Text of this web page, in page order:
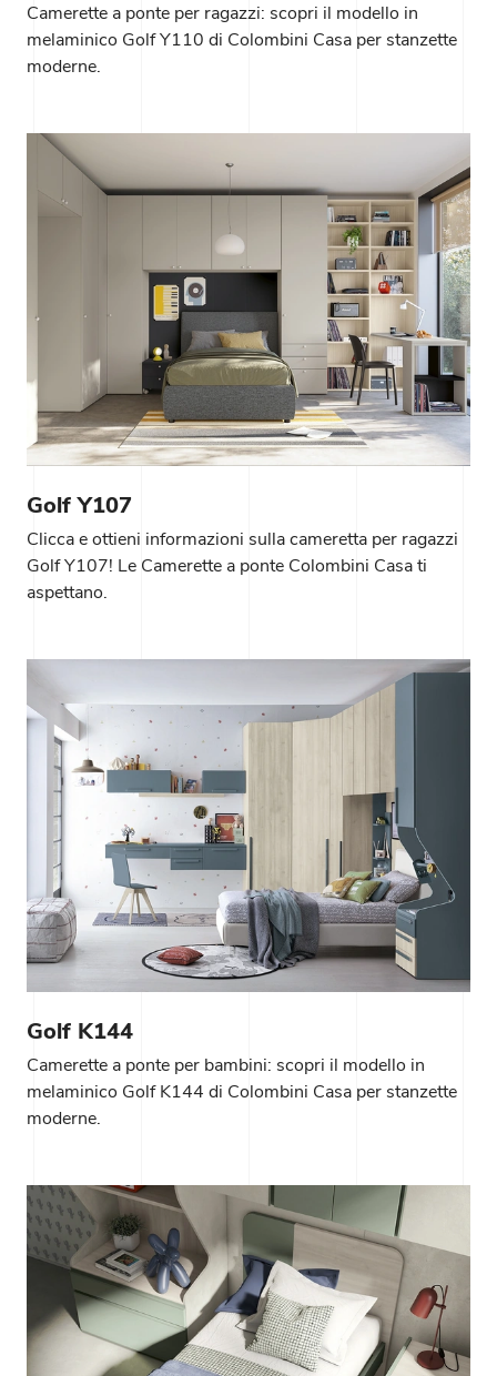
Camerette a ponte per ragazzi: scopri il modello in
melaminico Golf Y110 di Colombini Casa per stanzette
moderne.
Golf Y107
Clicca e ottieni informazioni sulla cameretta per ragazzi
Golf Y107! Le Camerette a ponte Colombini Casa ti
aspettano.
Golf K144
Camerette a ponte per bambini: scopri il modello in
melaminico Golf K144 di Colombini Casa per stanzette
moderne.